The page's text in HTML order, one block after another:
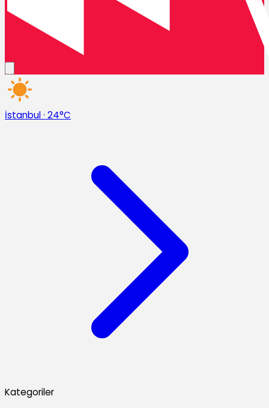
İstanbul· 24°C
Kategoriler